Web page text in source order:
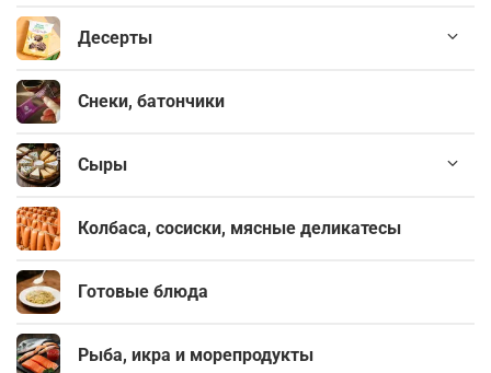
Десерты
Снеки, батончики
Сыры
Колбаса, сосиски, мясные деликатесы
Готовые блюда
Рыба, икра и морепродукты